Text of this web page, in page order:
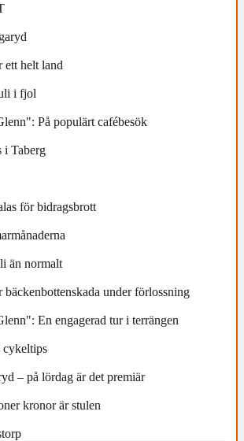
ett helt land
i fjol
På populärt cafébesök
i Taberg
för bidragsbrott
än normalt
under förlossning
En engagerad tur i terrängen
cykeltips
– på lördag är det premiär
kronor är stulen